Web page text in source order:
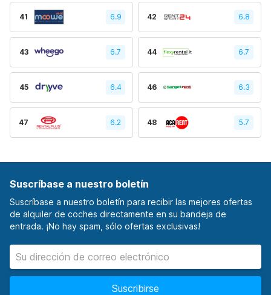
41 6.9 42 6.8
43 6.7 44 6.7
45 6.4 46 6.3
47 6.2 48 5.7
Suscríbase a nuestro boletín
Suscríbase a nuestro boletín para recibir las mejores ofertas
de alquiler de coches directamente en su bandeja de
entrada. ¡No hay spam, sólo ofertas exclusivas!
Suscribirse